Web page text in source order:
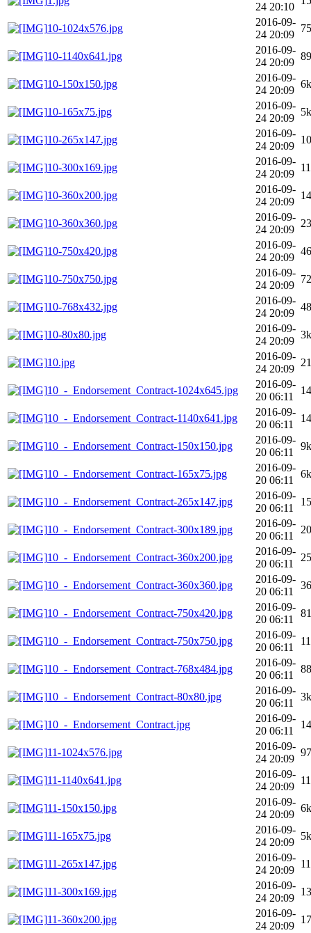
24 20:10
10-1024x576.jpg
2016-09-
24 20:09
10-1140x641.jpg
2016-09-
24 20:09
10-150x150.jpg
2016-09-
24 20:09
6k
10-165x75.jpg
2016-09-
24 20:09
5k
10-265x147.jpg
2016-09-
24 20:09
10-300x169.jpg
2016-09-
24 20:09
10-360x200.jpg
2016-09-
24 20:09
10-360x360.jpg
2016-09-
24 20:09
10-750x420.jpg
2016-09-
24 20:09
10-750x750.jpg
2016-09-
24 20:09
10-768x432.jpg
2016-09-
24 20:09
10-80x80.jpg
2016-09-
24 20:09
3k
10.jpg
2016-09-
24 20:09
10_-_Endorsement_Contract-1024x645.jpg
2016-09-
20 06:11
10_-_Endorsement_Contract-1140x641.jpg
2016-09-
20 06:11
10_-_Endorsement_Contract-150x150.jpg
2016-09-
20 06:11
9k
10_-_Endorsement_Contract-165x75.jpg
2016-09-
20 06:11
6k
10_-_Endorsement_Contract-265x147.jpg
2016-09-
20 06:11
10_-_Endorsement_Contract-300x189.jpg
2016-09-
20 06:11
10_-_Endorsement_Contract-360x200.jpg
2016-09-
20 06:11
10_-_Endorsement_Contract-360x360.jpg
2016-09-
20 06:11
10_-_Endorsement_Contract-750x420.jpg
2016-09-
20 06:11
10_-_Endorsement_Contract-750x750.jpg
2016-09-
20 06:11
10_-_Endorsement_Contract-768x484.jpg
2016-09-
20 06:11
10_-_Endorsement_Contract-80x80.jpg
2016-09-
20 06:11
3k
10_-_Endorsement_Contract.jpg
2016-09-
20 06:11
11-1024x576.jpg
2016-09-
24 20:09
11-1140x641.jpg
2016-09-
24 20:09
11-150x150.jpg
2016-09-
24 20:09
6k
11-165x75.jpg
2016-09-
24 20:09
5k
11-265x147.jpg
2016-09-
24 20:09
11-300x169.jpg
2016-09-
24 20:09
11-360x200.jpg
2016-09-
24 20:09